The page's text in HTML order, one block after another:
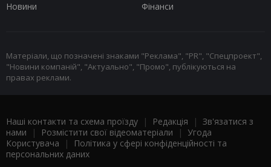
Новини
Фінанси
Матеріали, що позначені знаками "Реклама", "PR", "Спецпроект",
"Новини компаній", "Актуально", "Промо", публікуються на
правах реклами.
Наші контакти та схема проїзду | Редакція | Зв'язатися з
нами | Розмістити свої відеоматеріали | Угода
Користувача |
Політика у сфері конфіденційності та
персональних даних